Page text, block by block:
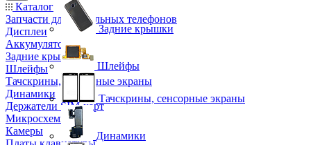
Каталог
Запчасти для мобильных телефонов
Дисплеи
Аккумуляторы
Задние крышки
Шлейфы
Тачскрины, сенсорные экраны
Динамики
Держатели SIM-карт
Микросхемы
Камеры
Задние крышки
Шлейфы
Тачскрины, сенсорные экраны
Динамики